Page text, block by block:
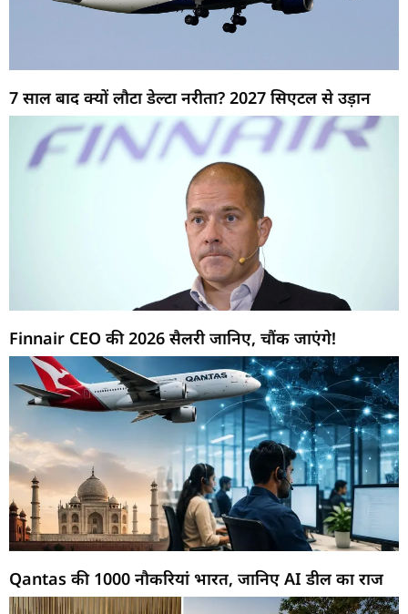
7 साल बाद क्यों लौटा डेल्टा नरीता? 2027 सिएटल से उड़ान
Finnair CEO की 2026 सैलरी जानिए, चौंक जाएंगे!
Qantas की 1000 नौकरियां भारत, जानिए AI डील का राज